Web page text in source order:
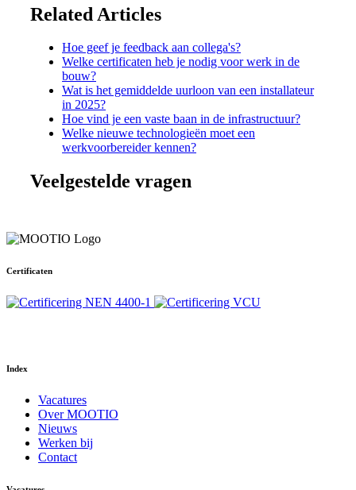
Related Articles
Hoe geef je feedback aan collega's?
Welke certificaten heb je nodig voor werk in de
bouw?
Wat is het gemiddelde uurloon van een installateur
in 2025?
Hoe vind je een vaste baan in de infrastructuur?
Welke nieuwe technologieën moet een
werkvoorbereider kennen?
Veelgestelde vragen
Certificaten
Index
Vacatures
Over MOOTIO
Nieuws
Werken bij
Contact